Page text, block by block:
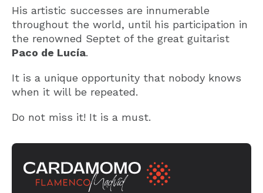
His artistic successes are innumerable
throughout the world, until his participation in
the renowned Septet of the great guitarist
Paco de Lucía.
It is a unique opportunity that nobody knows
when it will be repeated.
Do not miss it! It is a must.